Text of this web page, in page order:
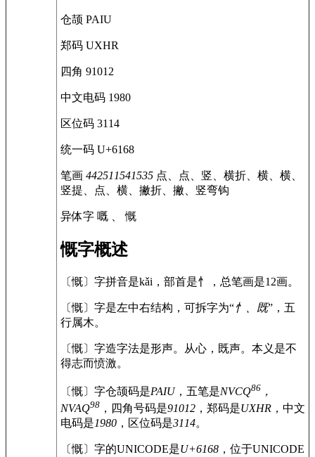
仓颉 PAIU
郑码 UXHR
四角 91012
中文电码 1980
区位码 3114
统一码 U+6168
笔画 442511541535 点、点、竖、横折、横、横、
竖提、点、横、撇折、撇、竖弯钩
异体字 嘅 、慨
慨字概述
〔慨〕字拼音是kǎi，部首是忄，总笔画是12画。
〔慨〕字是左中右结构，可拆字为“忄、既”，五
行属木。
〔慨〕字造字法是形声。从心，既声。本义是不
得志而愤激。
〔慨〕字仓颉码是PAIU，五笔是NVCQ86 ，
NVAQ98 ，四角号码是91012 ，郑码是UXHR ，中文
电码是1980 ，区位码是3114。
〔慨〕字的UNICODE是U+6168 ，位于UNICODE